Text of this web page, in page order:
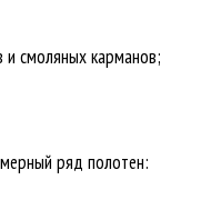
и смоляных карманов;
ряд полотен: